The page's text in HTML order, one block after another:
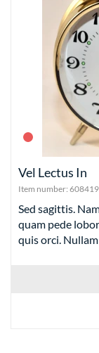
Vel Lectus In
Item number:
Sed sagittis.
quam pede
quis orci.